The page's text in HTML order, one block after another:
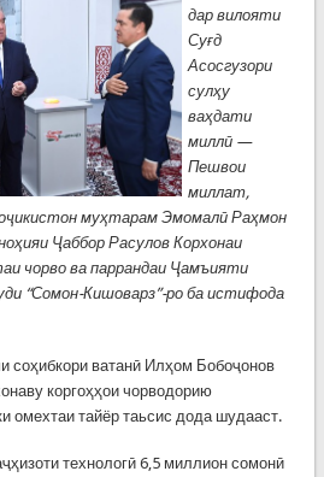
дар вилояти
Суғд
Асосгузори
сулҳу
ваҳдати
миллӣ —
Пешвои
миллат,
муҳтарам Эмомалӣ Раҳмон
Ҷаббор Расулов Корхонаи
чорво ва паррандаи Ҷамъияти
“Сомон-Кишоварз”-ро ба истифода
соҳибкори ватанӣ Илҳом Бобоҷонов
коргоҳҳои чорводорию
омехтаи тайёр таьсис дода шудааст.
технологӣ 6,5 миллион сомонӣ